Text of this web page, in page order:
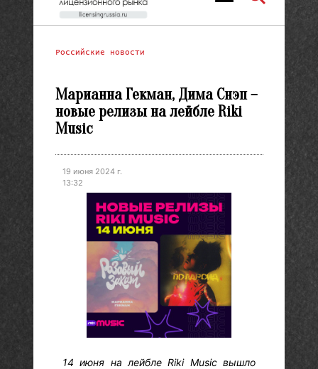
Российские новости
Марианна Гекман, Дима Снэп –
новые релизы на лейбле Riki
Music
19 июня 2024 г.
13:32
14 июня на лейбле Riki Music вышло